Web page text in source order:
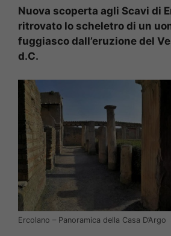
Nuova scoperta agli Scavi di
ritrovato lo scheletro di un
fuggiasco dall’eruzione del
d.C.
Ercolano – Panoramica della Casa D’Argo